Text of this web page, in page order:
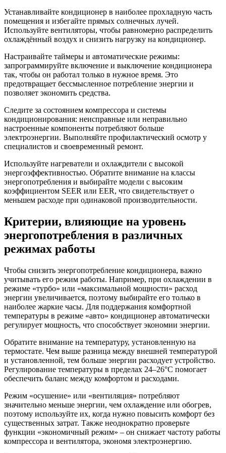
Устанавливайте кондиционер в наиболее прохладную часть
помещения и избегайте прямых солнечных лучей.
Используйте вентиляторы, чтобы равномерно распределить
охлаждённый воздух и снизить нагрузку на кондиционер.
Настраивайте таймеры и автоматические режимы:
запрограммируйте включение и выключение кондиционера
так, чтобы он работал только в нужное время. Это
предотвращает бессмысленное потребление энергии и
позволяет экономить средства.
Следите за состоянием компрессора и системы
кондиционирования: неисправные или неправильно
настроенные компоненты потребляют больше
электроэнергии. Выполняйте профилактический осмотр у
специалистов и своевременный ремонт.
Используйте нагреватели и охлаждители с высокой
энергоэффективностью. Обратите внимание на классы
энергопотребления и выбирайте модели с высоким
коэффициентом SEER или EER, что свидетельствует о
меньшем расходе при одинаковой производительности.
Критерии, влияющие на уровень
энергопотребления в различных
режимах работы
Чтобы снизить энергопотребление кондиционера, важно
учитывать его режим работы. Например, при охлаждении в
режиме «турбо» или «максимальной мощности» расход
энергии увеличивается, поэтому выбирайте его только в
наиболее жаркие часы. Для поддержания комфортной
температуры в режиме «авто» кондиционер автоматически
регулирует мощность, что способствует экономии энергии.
Обратите внимание на температуру, установленную на
термостате. Чем выше разница между внешней температурой
и установленной, тем больше энергии расходует устройство.
Регулирование температуры в пределах 24–26°C помогает
обеспечить баланс между комфортом и расходами.
Режим «осушение» или «вентиляция» потребляют
значительно меньше энергии, чем охлаждение или обогрев,
поэтому используйте их, когда нужно повысить комфорт без
существенных затрат. Также неоднократно проверьте
функции «экономичный режим» – он снижает частоту работы
компрессора и вентилятора, экономя электроэнергию.